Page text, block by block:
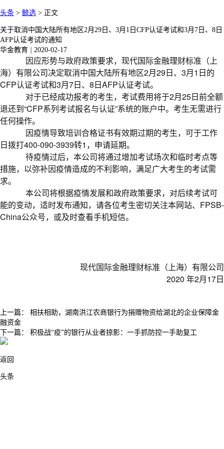
头条 > 鲸选 > 正文
关于取消中国大陆所有地区2月29日、3月1日CFP认证考试和3月7日、8日
AFP认证考试的通知
华金教育
2020-02-17
因应形势与政府政策要求，现代国际金融理财标准（上
海）有限公司决定取消中国大陆所有地区2月29日、3月1日的
CFP认证考试和3月7日、8日AFP认证考试。
对于已经成功报考的考生，考试费用将于2月25日前全额
退还到“CFP系列考试报名与认证”系统的账户中。考生无需进行
任何操作。
因疫情导致培训合格证书有效期过期的考生，可于工作
日拨打400-090-3939转1，申请延期。
待疫情过后，本公司将通过增加考试场次和临时考点等
措施，以弥补因疫情造成的不利影响，满足广大考生的考试需
求。
本公司将根据疫情发展和政府政策要求，对后续考试可
能的变动，适时发布通知，请各位考生密切关注本网站、FPSB-
China公众号，或及时查看手机短信。
现代国际金融理财标准（上海）有限公司
2020 年2月17日
上一篇： 相扶相助，湖南洪江农商银行为捐赠物资给湖北的企业保障金
融资金
下一篇： 积极战“疫”的银行从业者掠影：一手抓防控一手助复工
返回
头条